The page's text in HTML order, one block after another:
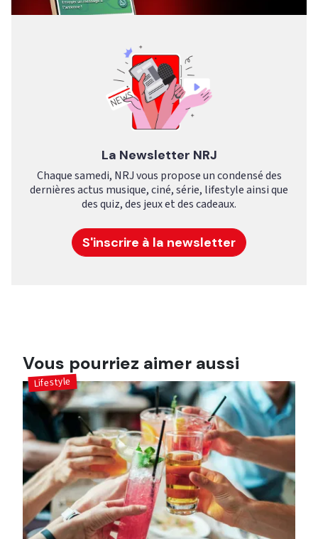
La Newsletter NRJ
Chaque samedi, NRJ vous propose un condensé des
dernières actus musique, ciné, série, lifestyle ainsi que
des quiz, des jeux et des cadeaux.
S'inscrire à la newsletter
Vous pourriez aimer aussi
Lifestyle